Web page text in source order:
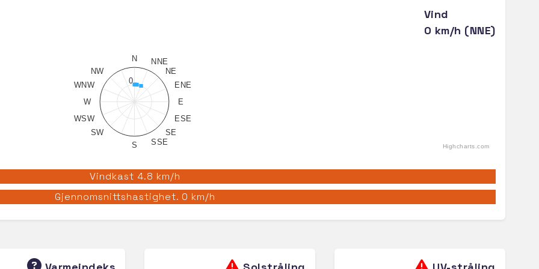
Vind
0 km/h (NNE)
N
NNE
NE
ENE
E
ESE
SE
SSE
S
SW
WSW
W
WNW
NW
0
Highcharts.com
Vindkast 4.8 km/h
Gjennomsnittshastighet. 0 km/h